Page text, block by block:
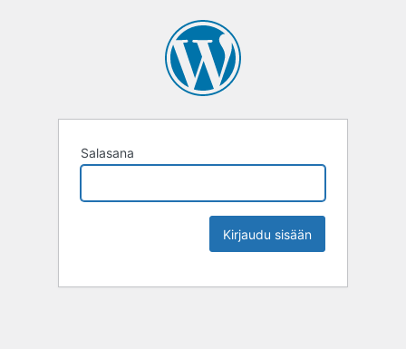
Salasana